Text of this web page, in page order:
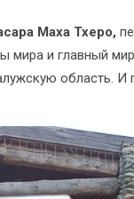
Маха Тхеро,
мира и главный
область. И